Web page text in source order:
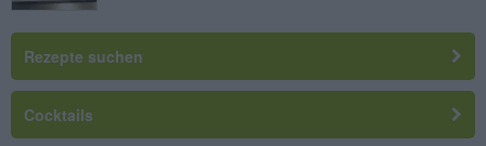
Rezepte suchen
Cocktails